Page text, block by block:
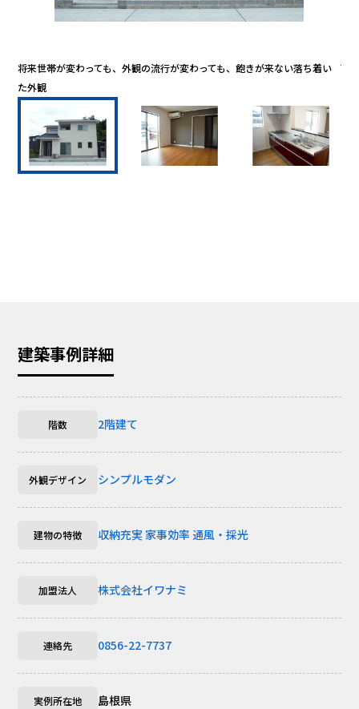
将来世帯が変わっても、外観の流行が変わっても、飽きが来ない落ち着い
た外観
南
建築事例詳細
階数 2階建て
外観デザイン シンプルモダン
建物の特徴 収納充実 家事効率 通風・採光
加盟法人 株式会社イワナミ
連絡先 0856-22-7737
実例所在地 島根県